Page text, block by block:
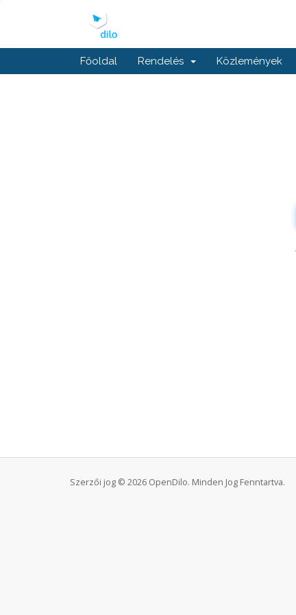
Főoldal Rendelés Közlemények
Szerzői jog © 2026 OpenDilo. Minden Jog Fenntartva.